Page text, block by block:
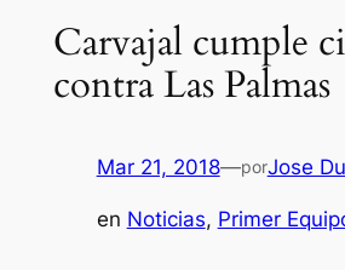
Carvajal cumple
contra Las Palmas
Mar 21, 2018—porJose
en Noticias, Primer